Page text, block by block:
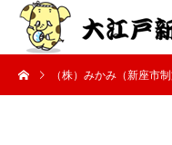
（株）みかみ（新座市